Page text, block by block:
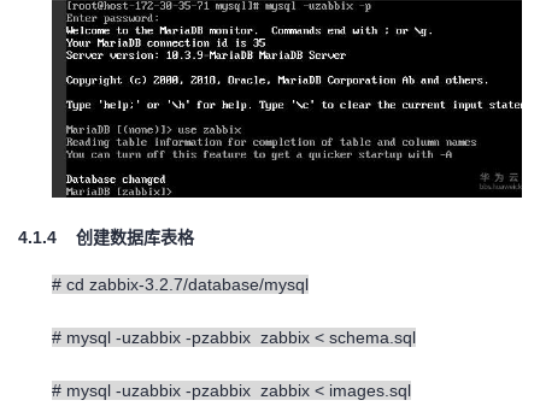
4.1.4 创建数据库表格
# cd zabbix-3.2.7/database/mysql
# mysql -uzabbix -pzabbix zabbix < schema.sql
# mysql -uzabbix -pzabbix zabbix < images.sql